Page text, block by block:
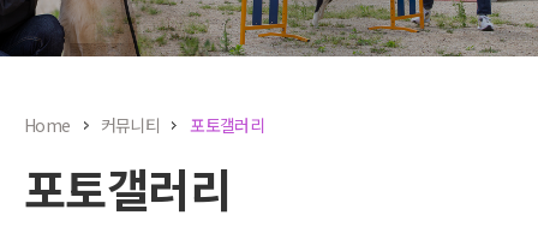
Home 커뮤니티 포토갤러리
포토갤러리